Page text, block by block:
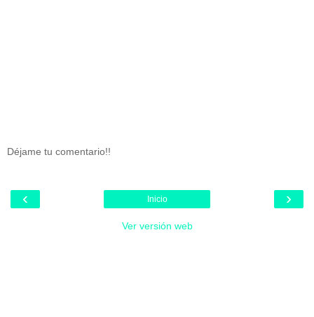
Déjame tu comentario!!
‹ ›
Inicio
Ver versión web